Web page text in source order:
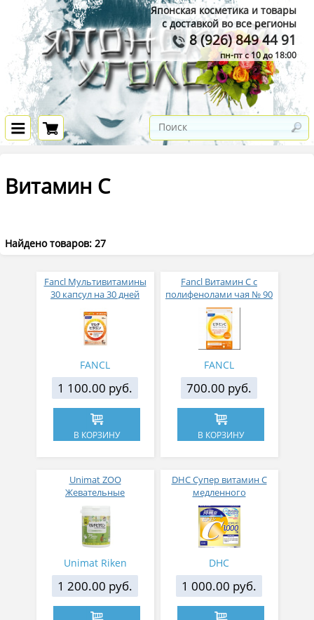
Японская косметика и товары
с доставкой во все регионы
8 (926) 849 44 91
пн-пт с 10 до 18:00
Витамин С
Найдено товаров: 27
Fancl Мультивитамины
30 капсул на 30 дней
FANCL
1 100.00 руб.
В КОРЗИНУ
Fancl Витамин С с
полифенолами чая № 90
FANCL
700.00 руб.
В КОРЗИНУ
Unimat ZOO
Жевательные
мультивитамины со
вкусом ананаса № 150
Unimat Riken
1 200.00 руб.
DHC Супер витамин С
медленного
высвобождения 1000 мг
DHC
1 000.00 руб.